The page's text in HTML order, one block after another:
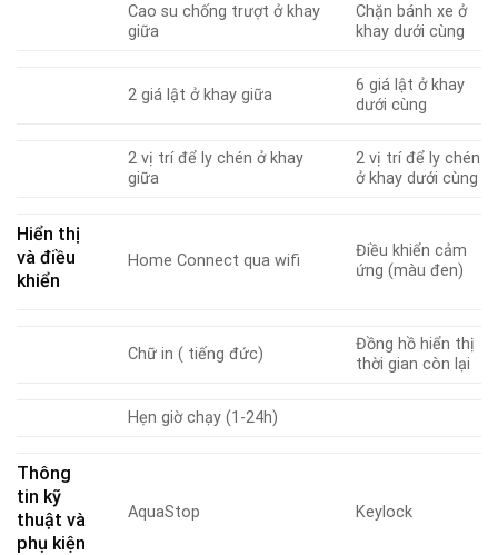
Cao su chống trượt ở khay
giữa
Chặn bánh xe ở
khay dưới cùng
2 giá lật ở khay giữa
6 giá lật ở khay
dưới cùng
2 vị trí để ly chén ở khay
giữa
2 vị trí để ly chén
ở khay dưới cùng
Hiển thị
và điều
khiển
Home Connect qua wifi
Điều khiển cảm
ứng (màu đen)
Chữ in ( tiếng đức)
Đồng hồ hiển thị
thời gian còn lại
Hẹn giờ chạy (1-24h)
Thông
tin kỹ
thuật và
phụ kiện
AquaStop Keylock